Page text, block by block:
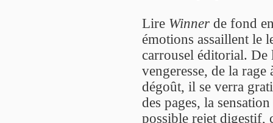
Lire Winner de fond
émotions assaillent le
carrousel éditorial. De
vengeresse, de la
dégoût, il se verra
des pages, la
possible rejet digestif,